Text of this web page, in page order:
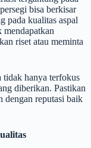
bisa berkisar
pada kualitas aspal
riset atau meminta
tidak hanya terfokus
diberikan. Pastikan
dengan reputasi baik